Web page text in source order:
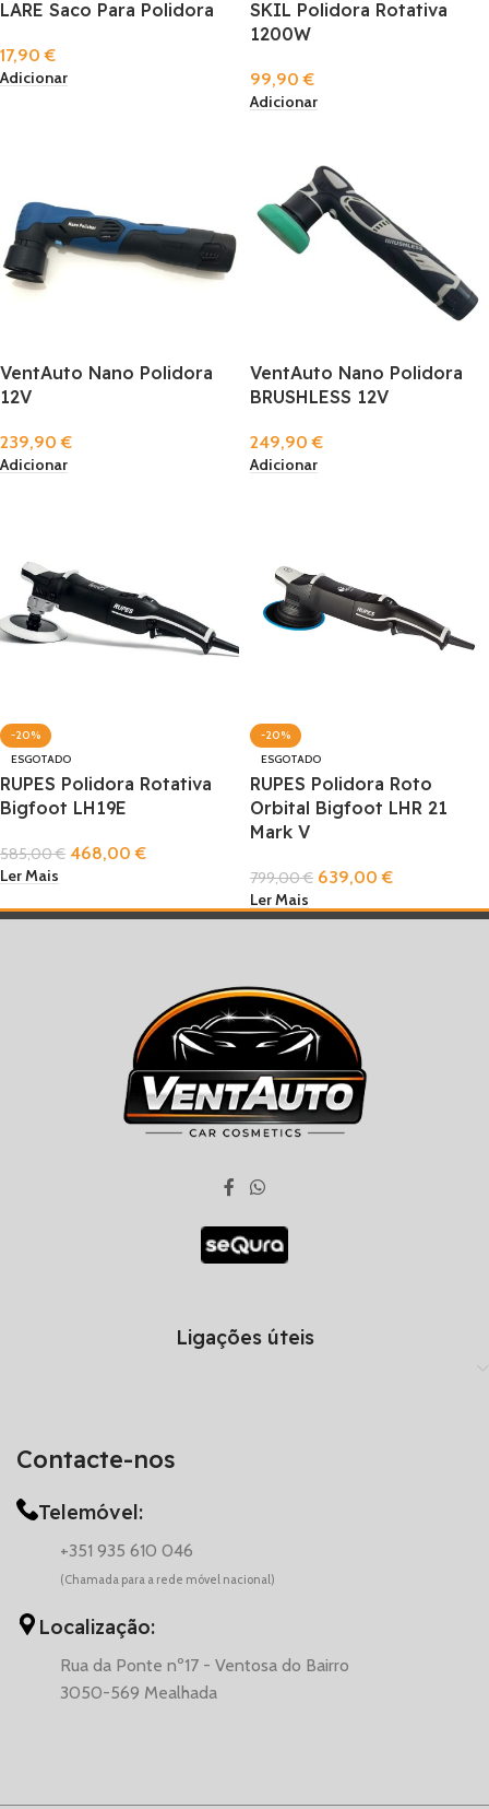
LARE Saco Para Polidora
17,90€
Adicionar
SKIL Polidora Rotativa
1200W
99,90€
Adicionar
VentAuto Nano Polidora
12V
239,90€
Adicionar
VentAuto Nano Polidora
BRUSHLESS 12V
249,90€
Adicionar
-20%
ESGOTADO
RUPES Polidora Rotativa
Bigfoot LH19E
585,00€ 468,00€
Ler Mais
-20%
ESGOTADO
RUPES Polidora Roto
Orbital Bigfoot LHR 21
Mark V
799,00€ 639,00€
Ler Mais
Contacte-nos
Telemóvel:
+351 935 610 046
(Chamada para a rede móvel nacional)
Localização:
Rua da Ponte nº17 - Ventosa do Bairro
3050-569 Mealhada
Ligações úteis